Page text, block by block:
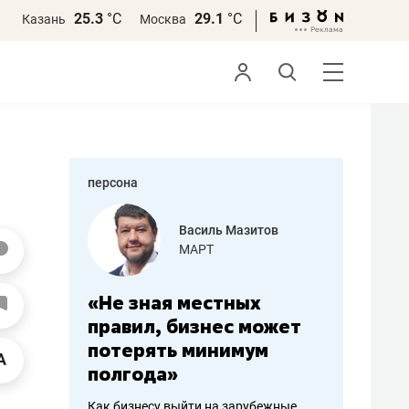
Казань 25.3 °С Москва 29.1 °С
персона
работа
Василь Мазитов
МАРТ
«Не зная местных
правил, бизнес может
потерять минимум
полгода»